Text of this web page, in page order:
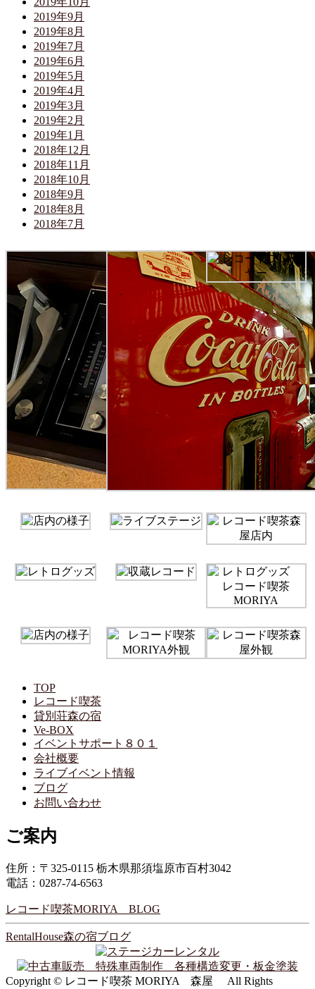
2019年9月
2019年8月
2019年7月
2019年6月
2019年5月
2019年4月
2019年3月
2019年2月
2019年1月
2018年12月
2018年11月
2018年10月
2018年9月
2018年8月
2018年7月
TOP
レコード喫茶
貸別荘森の宿
Ve-BOX
イベントサポート８０１
会社概要
ライブイベント情報
ブログ
お問い合わせ
ご案内
住所：〒325-0115 栃木県那須塩原市百村3042
電話：0287-74-6563
レコード喫茶MORIYA BLOG
RentalHouse森の宿ブログ
Copyright © レコード喫茶 MORIYA 森屋 All Rights